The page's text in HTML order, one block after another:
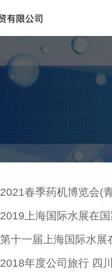
2021春季药机博览会(
2019上海国际水展在国
第十一届上海国际水展
2018年度公司旅行 四